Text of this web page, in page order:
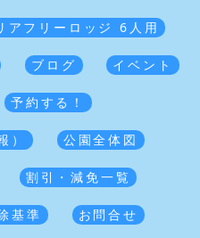
アフリーロッジ 6人用
ブログ イベント
予約する！
） 公園全体図
割引・減免一覧
基準 お問合せ